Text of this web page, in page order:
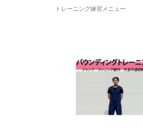
トレーニング練習メニュー